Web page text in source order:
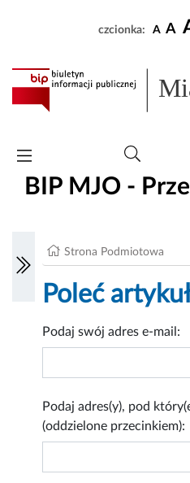
czcionka: A A
BIP MJO -
Strona Podmiotowa
Poleć
Podaj swój adres e-mail:
Podaj adres(y), pod
(oddzielone przecinkiem):